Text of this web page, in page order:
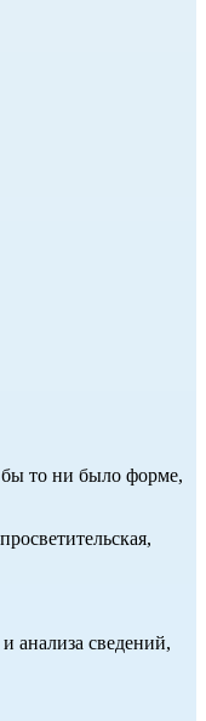
бы то ни было форме,
анализа сведений,